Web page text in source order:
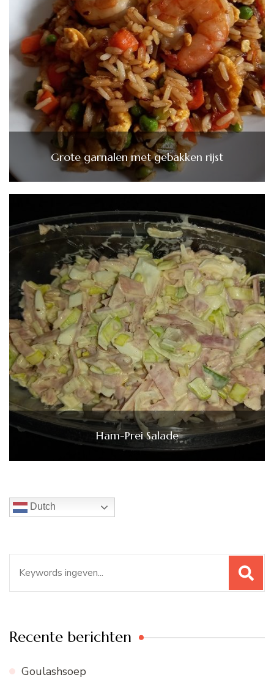
Grote garnalen met gebakken rijst
Ham-Prei Salade
Dutch
naar:
Recente berichten
Goulashsoep